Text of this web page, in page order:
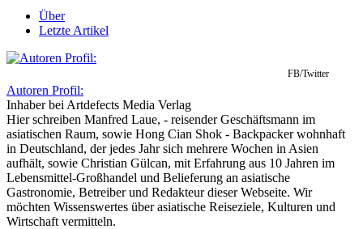
Über
Letzte Artikel
FB/Twitter
Autoren Profil:
Inhaberbei Artdefects Media Verlag
Hier schreiben Manfred Laue, - reisender Geschäftsmann im
asiatischen Raum, sowie Hong Cian Shok - Backpacker wohnhaft
in Deutschland, der jedes Jahr sich mehrere Wochen in Asien
aufhält, sowie Christian Gülcan, mit Erfahrung aus 10 Jahren im
Lebensmittel-Großhandel und Belieferung an asiatische
Gastronomie, Betreiber und Redakteur dieser Webseite. Wir
möchten Wissenswertes über asiatische Reiseziele, Kulturen und
Wirtschaft vermitteln.